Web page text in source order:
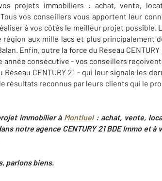
projets immobiliers : achat, vente,
vos conseillers vous apportent leur
à vos côtés le meilleur projet possible.
région aux mille lacs et plus principalement
Enfin, outre la force du Réseau
année consécutive - vos conseillers
Réseau CENTURY 21 - qui leur signale les
résultats reconnus par leurs clients qui le
immobilier à Montluel: achat, vente,
notre agence CENTURY 21 BDE Immo et
parlons biens.